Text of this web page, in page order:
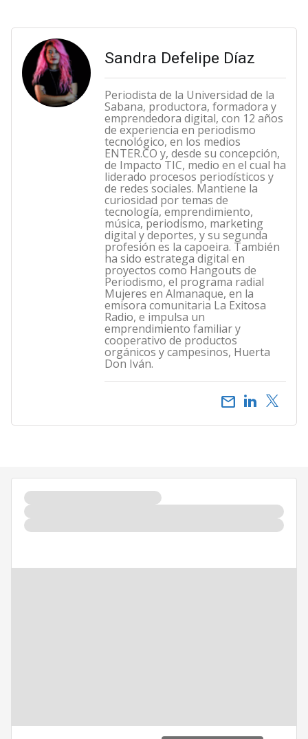
Sandra Defelipe Díaz
Periodista de la Universidad de la
Sabana, productora, formadora y
emprendedora digital, con 12 años
de experiencia en periodismo
tecnológico, en los medios
ENTER.CO y, desde su concepción,
de Impacto TIC, medio en el cual ha
liderado procesos periodísticos y
de redes sociales. Mantiene la
curiosidad por temas de
tecnología, emprendimiento,
música, periodismo, marketing
digital y deportes, y su segunda
profesión es la capoeira. También
ha sido estratega digital en
proyectos como Hangouts de
Periodismo, el programa radial
Mujeres en Almanaque, en la
emisora comunitaria La Exitosa
Radio, e impulsa un
emprendimiento familiar y
cooperativo de productos
orgánicos y campesinos, Huerta
Don Iván.
email